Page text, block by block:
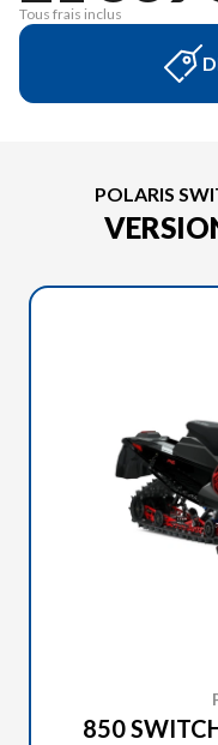
Tous frais inclus
POLARIS
850